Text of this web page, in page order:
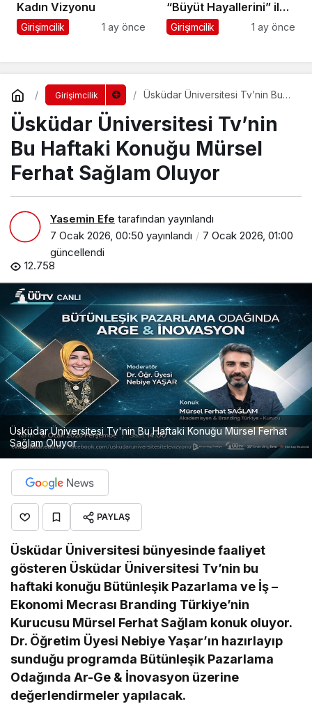
Kadın Vizyonu
Girişimcilik 1 ay önce
“Büyüt Hayallerini” ile
267 Genç Daha
Girişimcilik 1 ay önce
Girişimcilik
Üsküdar Üniversitesi Tv’nin Bu
Sağlam Oluyor
Üsküdar Üniversitesi Tv’nin
Bu Haftaki Konuğu Mürsel
Ferhat Sağlam Oluyor
Yasemin Efe tarafından yayınlandı
7 Ocak 2026, 00:50 yayınlandı
7 Ocak 2026, 01:00
güncellendi
12.758
Üsküdar Üniversitesi Tv'nin Bu Haftaki Konuğu Mürsel Ferhat
Sağlam Oluyor
PAYLAŞ
Üsküdar Üniversitesi bünyesinde faaliyet
gösteren Üsküdar Üniversitesi Tv’nin bu
haftaki konuğu Bütünleşik Pazarlama ve İş –
Ekonomi Mecrası Branding Türkiye’nin
Kurucusu Mürsel Ferhat Sağlam konuk oluyor.
Dr. Öğretim Üyesi Nebiye Yaşar’ın hazırlayıp
sunduğu programda Bütünleşik Pazarlama
Odağında Ar-Ge & İnovasyon üzerine
değerlendirmeler yapılacak.